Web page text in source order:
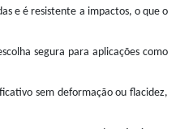
e é resistente a impactos, o que o
segura para aplicações como
sem deformação ou flacidez,